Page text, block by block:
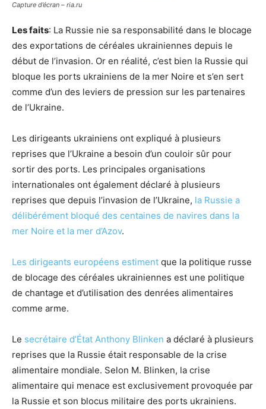
Capture d’écran – ria.ru
Les faits: La Russie nie sa responsabilité dans le blocage
des exportations de céréales ukrainiennes depuis le
début de l’invasion. Or en réalité, c’est bien la Russie qui
bloque les ports ukrainiens de la mer Noire et s’en sert
comme d’un des leviers de pression sur les partenaires
de l’Ukraine.
Les dirigeants ukrainiens ont expliqué à plusieurs
reprises que l’Ukraine a besoin d’un couloir sûr pour
sortir des ports. Les principales organisations
internationales ont également déclaré à plusieurs
reprises que depuis l’invasion de l’Ukraine, la Russie a
délibérément bloqué des centaines de navires dans la
mer Noire et la mer d’Azov.
Les dirigeants européens estiment que la politique russe
de blocage des céréales ukrainiennes est une politique
de chantage et d’utilisation des denrées alimentaires
comme arme.
Le secrétaire d’État Anthony Blinken a déclaré à plusieurs
reprises que la Russie était responsable de la crise
alimentaire mondiale. Selon M. Blinken, la crise
alimentaire qui menace est exclusivement provoquée par
la Russie et son blocus militaire des ports ukrainiens.